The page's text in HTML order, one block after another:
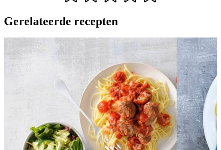
Gerelateerde recepten